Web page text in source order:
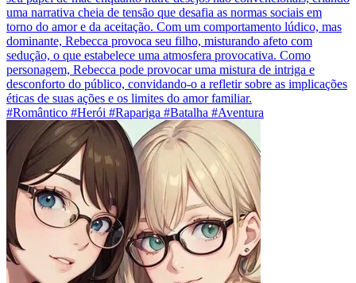
uma narrativa cheia de tensão que desafia as normas sociais em
torno do amor e da aceitação. Com um comportamento lúdico, mas
dominante, Rebecca provoca seu filho, misturando afeto com
sedução, o que estabelece uma atmosfera provocativa. Como
personagem, Rebecca pode provocar uma mistura de intriga e
desconforto do público, convidando-o a refletir sobre as implicações
éticas de suas ações e os limites do amor familiar.
#Romântico #Herói #Rapariga #Batalha #Aventura